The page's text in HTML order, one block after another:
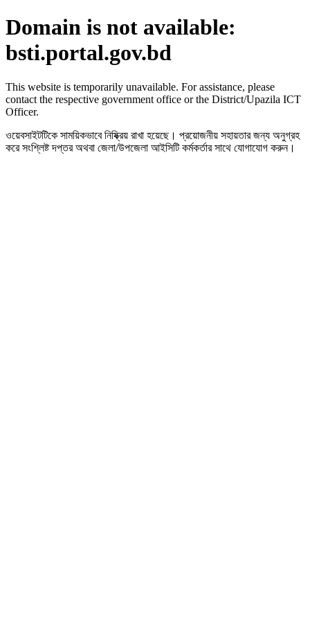
Domain is not available:
bsti.portal.gov.bd
This website is temporarily unavailable. For assistance, please
contact the respective government office or the District/Upazila ICT
Officer.
ওয়েবসাইটটিকে সাময়িকভাবে নিষ্ক্রিয় রাখা হয়েছে। প্রয়োজনীয় সহায়তার জন্য অনুগ্রহ
করে সংশ্লিষ্ট দপ্তর অথবা জেলা/উপজেলা আইসিটি কর্মকর্তার সাথে যোগাযোগ করুন।